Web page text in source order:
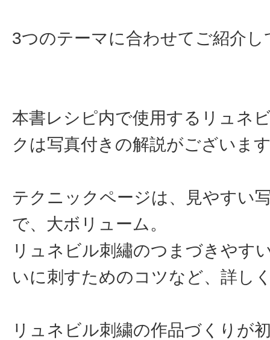
3つのテーマに合わせてご紹介し
本書レシピ内で使用するリュネ
クは写真付きの解説がございま
テクニックページは、見やすい
で、大ボリューム。
リュネビル刺繡のつまづきやす
いに刺すためのコツなど、詳し
リュネビル刺繍の作品づくりが